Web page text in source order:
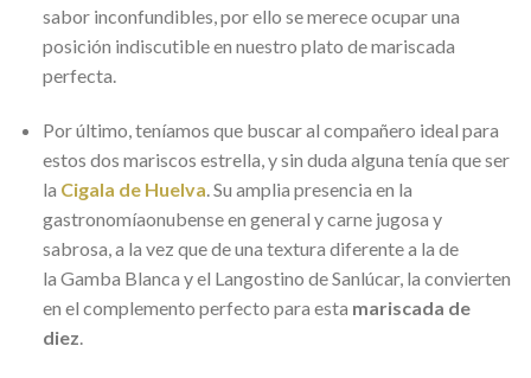
sabor inconfundibles, por ello se merece ocupar una
posición indiscutible en nuestro plato de mariscada
perfecta.
Por último, teníamos que buscar al compañero ideal para
estos dos mariscos estrella, y sin duda alguna tenía que ser
la Cigala de Huelva. Su amplia presencia en la
gastronomíaonubense en general y carne jugosa y
sabrosa, a la vez que de una textura diferente a la de
la Gamba Blanca y el Langostino de Sanlúcar, la convierten
en el complemento perfecto para esta mariscada de
diez.